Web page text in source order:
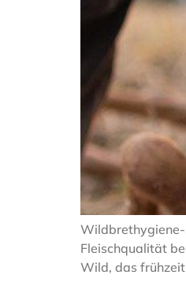
Wildbrethygiene-
Fleischqualität
Wild, das